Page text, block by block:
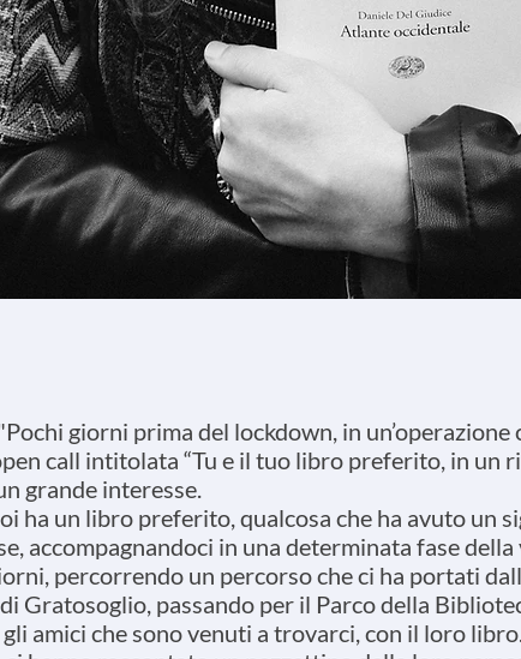
giorni prima del lockdown, in un’operazione
call intitolata “Tu e il tuo libro preferito, in un
grande interesse.
ha un libro preferito, qualcosa che ha avuto un
accompagnandoci in una determinata fase della
percorrendo un percorso che ci ha portati
Gratosoglio, passando per il Parco della
amici che sono venuti a trovarci, con il loro